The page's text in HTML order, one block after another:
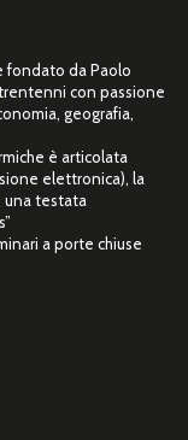
fondato da Paolo
con passione
geografia,
è articolata
elettronica), la
testata
a porte chiuse